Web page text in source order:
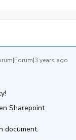
years ago
Sharepoint
document.